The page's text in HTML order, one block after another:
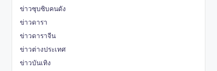
ข่าวซุบซิบคนดัง
ข่าวดารา
ข่าวดาราจีน
ข่าวต่างประเทศ
ข่าวบันเทิง